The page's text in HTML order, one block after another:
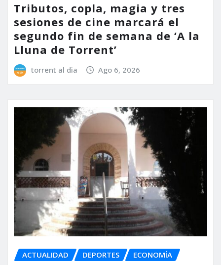
Tributos, copla, magia y tres
sesiones de cine marcará el
segundo fin de semana de ‘A la
Lluna de Torrent’
torrent al dia Ago 6, 2026
ACTUALIDAD DEPORTES ECONOMÍA